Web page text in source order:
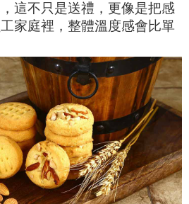
這不只是送禮，更像是把感
家庭裡，整體溫度感會比單